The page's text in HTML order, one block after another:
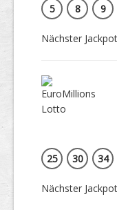
5
8 9
Nächster
25
30 34
Nächster